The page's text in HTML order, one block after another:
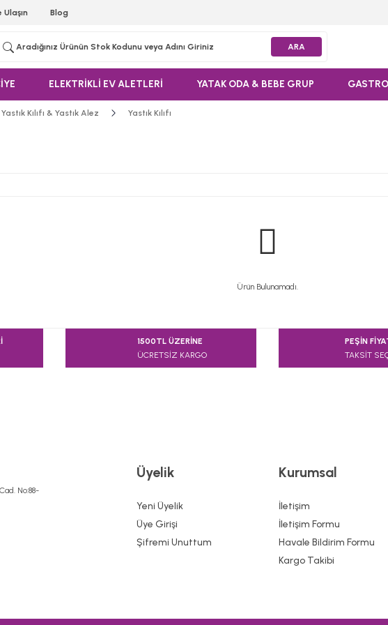
Ulaşın Blog
ARA
ELEKTRİKLİ EV ALETLERİ YATAK ODA & BEBE GRUP
Yastık Kılıfı & Yastık Alez Yastık Kılıfı
Ürün Bulunamadı.
1500TL ÜZERİNE
ÜCRETSİZ KARGO
PEŞİN
TAKSİT
No:88-
Üyelik
Yeni Üyelik
Üye Girişi
Şifremi Unuttum
Kurumsal
İletişim
İletişim Formu
Havale Bildirim Formu
Kargo Takibi